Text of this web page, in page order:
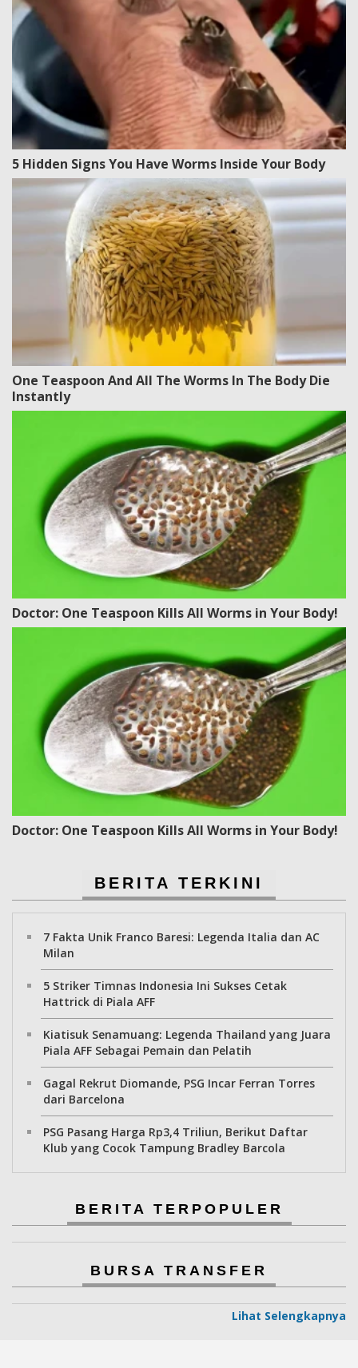
5 Hidden Signs You Have Worms Inside Your Body
One Teaspoon And All The Worms In The Body Die
Instantly
Doctor: One Teaspoon Kills All Worms in Your Body!
Doctor: One Teaspoon Kills All Worms in Your Body!
BERITA TERKINI
7 Fakta Unik Franco Baresi: Legenda Italia dan AC
Milan
5 Striker Timnas Indonesia Ini Sukses Cetak
Hattrick di Piala AFF
Kiatisuk Senamuang: Legenda Thailand yang Juara
Piala AFF Sebagai Pemain dan Pelatih
Gagal Rekrut Diomande, PSG Incar Ferran Torres
dari Barcelona
PSG Pasang Harga Rp3,4 Triliun, Berikut Daftar
Klub yang Cocok Tampung Bradley Barcola
BERITA TERPOPULER
BURSA TRANSFER
Lihat Selengkapnya